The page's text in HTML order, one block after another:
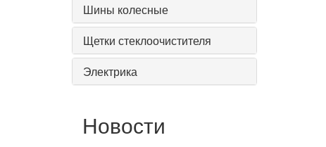
Шины колесные
Щетки стеклоочистителя
Электрика
Новости